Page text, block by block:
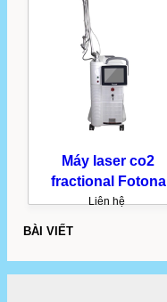
Máy laser co2
fractional Fotona
Liên hệ
BÀI VIẾT